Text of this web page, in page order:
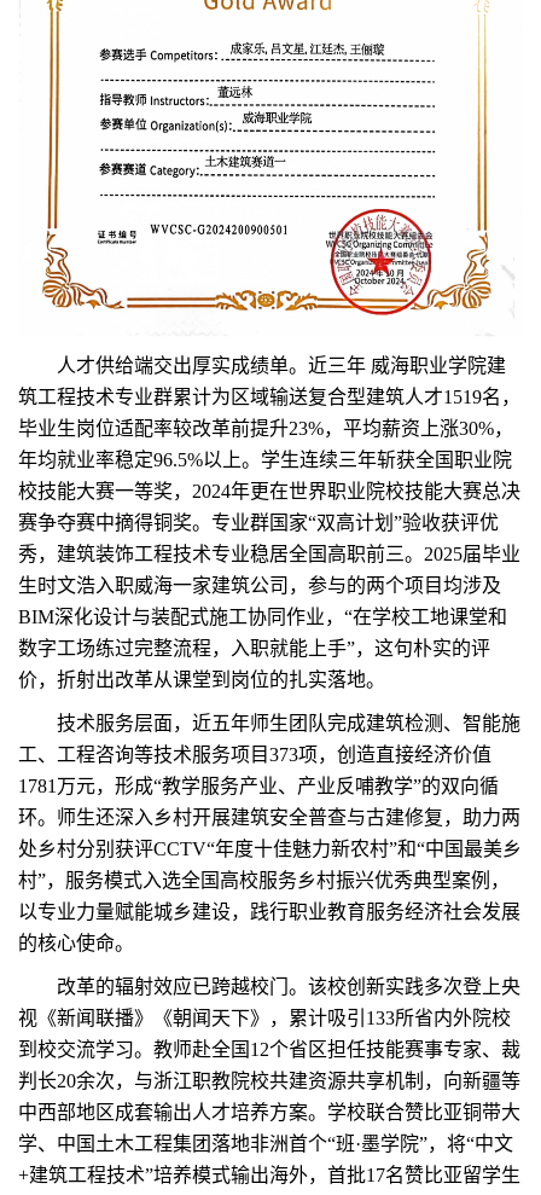
人才供给端交出厚实成绩单。近三年 威海职业学院建
筑工程技术专业群累计为区域输送复合型建筑人才1519名，
毕业生岗位适配率较改革前提升23%，平均薪资上涨30%，
年均就业率稳定96.5%以上。学生连续三年斩获全国职业院
校技能大赛一等奖，2024年更在世界职业院校技能大赛总决
赛争夺赛中摘得铜奖。专业群国家“双高计划”验收获评优
秀，建筑装饰工程技术专业稳居全国高职前三。2025届毕业
生时文浩入职威海一家建筑公司，参与的两个项目均涉及
BIM深化设计与装配式施工协同作业，“在学校工地课堂和
数字工场练过完整流程，入职就能上手”，这句朴实的评
价，折射出改革从课堂到岗位的扎实落地。
技术服务层面，近五年师生团队完成建筑检测、智能施
工、工程咨询等技术服务项目373项，创造直接经济价值
1781万元，形成“教学服务产业、产业反哺教学”的双向循
环。师生还深入乡村开展建筑安全普查与古建修复，助力两
处乡村分别获评CCTV“年度十佳魅力新农村”和“中国最美乡
村”，服务模式入选全国高校服务乡村振兴优秀典型案例，
以专业力量赋能城乡建设，践行职业教育服务经济社会发展
的核心使命。
改革的辐射效应已跨越校门。该校创新实践多次登上央
视《新闻联播》《朝闻天下》，累计吸引133所省内外院校
到校交流学习。教师赴全国12个省区担任技能赛事专家、裁
判长20余次，与浙江职教院校共建资源共享机制，向新疆等
中西部地区成套输出人才培养方案。学校联合赞比亚铜带大
学、中国土木工程集团落地非洲首个“班·墨学院”，将“中文
+建筑工程技术”培养模式输出海外，首批17名赞比亚留学生